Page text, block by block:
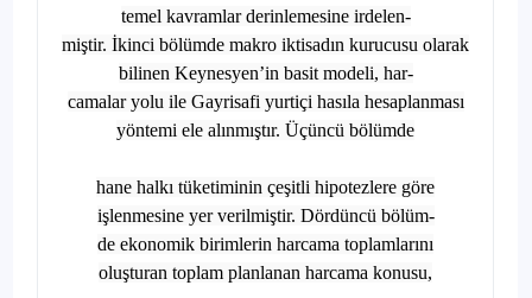
temel kavramlar derinlemesine irdelen-
miştir. İkinci bölümde makro iktisadın kurucusu olarak
bilinen Keynesyen’in basit modeli, har-
camalar yolu ile Gayrisafi yurtiçi hasıla hesaplanması
yöntemi ele alınmıştır. Üçüncü bölümde
hane halkı tüketiminin çeşitli hipotezlere göre
işlenmesine yer verilmiştir. Dördüncü bölüm-
de ekonomik birimlerin harcama toplamlarını
oluşturan toplam planlanan harcama konusu,